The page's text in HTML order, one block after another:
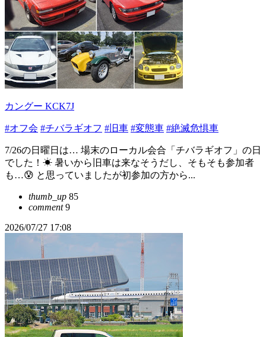
カングー KCK7J
#オフ会 #チバラギオフ #旧車 #変態車 #絶滅危惧車
7/26の日曜日は… 場末のローカル会合「チバラギオフ」の日
でした！☀ 暑いから旧車は来なそうだし、そもそも参加者
も…😰 と思っていましたが初参加の方から...
thumb_up 85
comment9
2026/07/27 17:08